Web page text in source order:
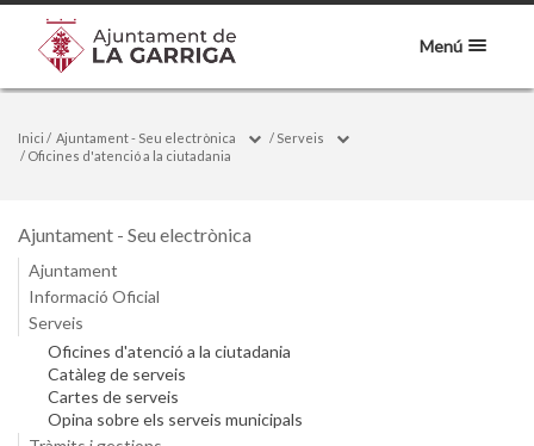
Menú
Inici / Ajuntament - Seu electrònica / Serveis
/ Oficines d'atenció a la ciutadania
Ajuntament - Seu electrònica
Ajuntament
Informació Oficial
Serveis
Oficines d'atenció a la ciutadania
Catàleg de serveis
Cartes de serveis
Opina sobre els serveis municipals